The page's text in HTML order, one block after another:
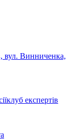
вул. Винниченка,
клуб експертів